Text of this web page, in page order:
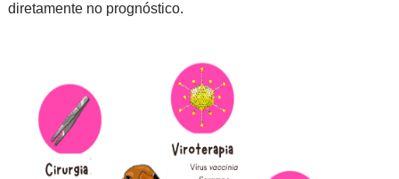
diretamente no prognóstico.